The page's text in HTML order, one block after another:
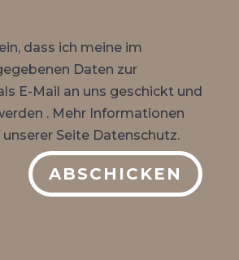
dass ich meine im
Daten zur
E-Mail an uns geschickt und
. Mehr Informationen
Seite Datenschutz.
ABSCHICKEN